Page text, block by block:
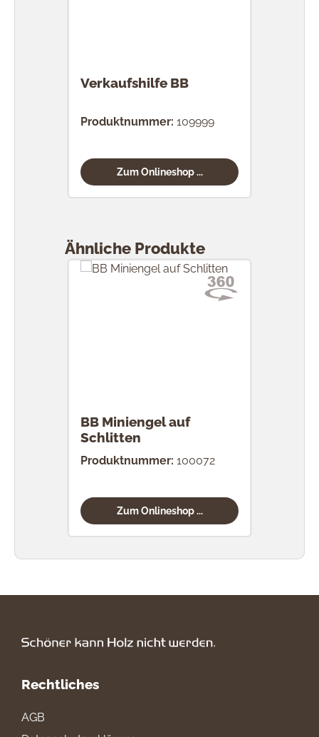
Verkaufshilfe BB
Produktnummer: 109999
Zum Onlineshop ...
Ähnliche Produkte
BB Miniengel auf
Schlitten
Produktnummer: 100072
Zum Onlineshop ...
Rechtliches
AGB